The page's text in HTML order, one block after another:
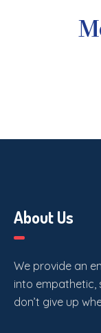
About Us
We provide an
into empathetic,
don’t give up